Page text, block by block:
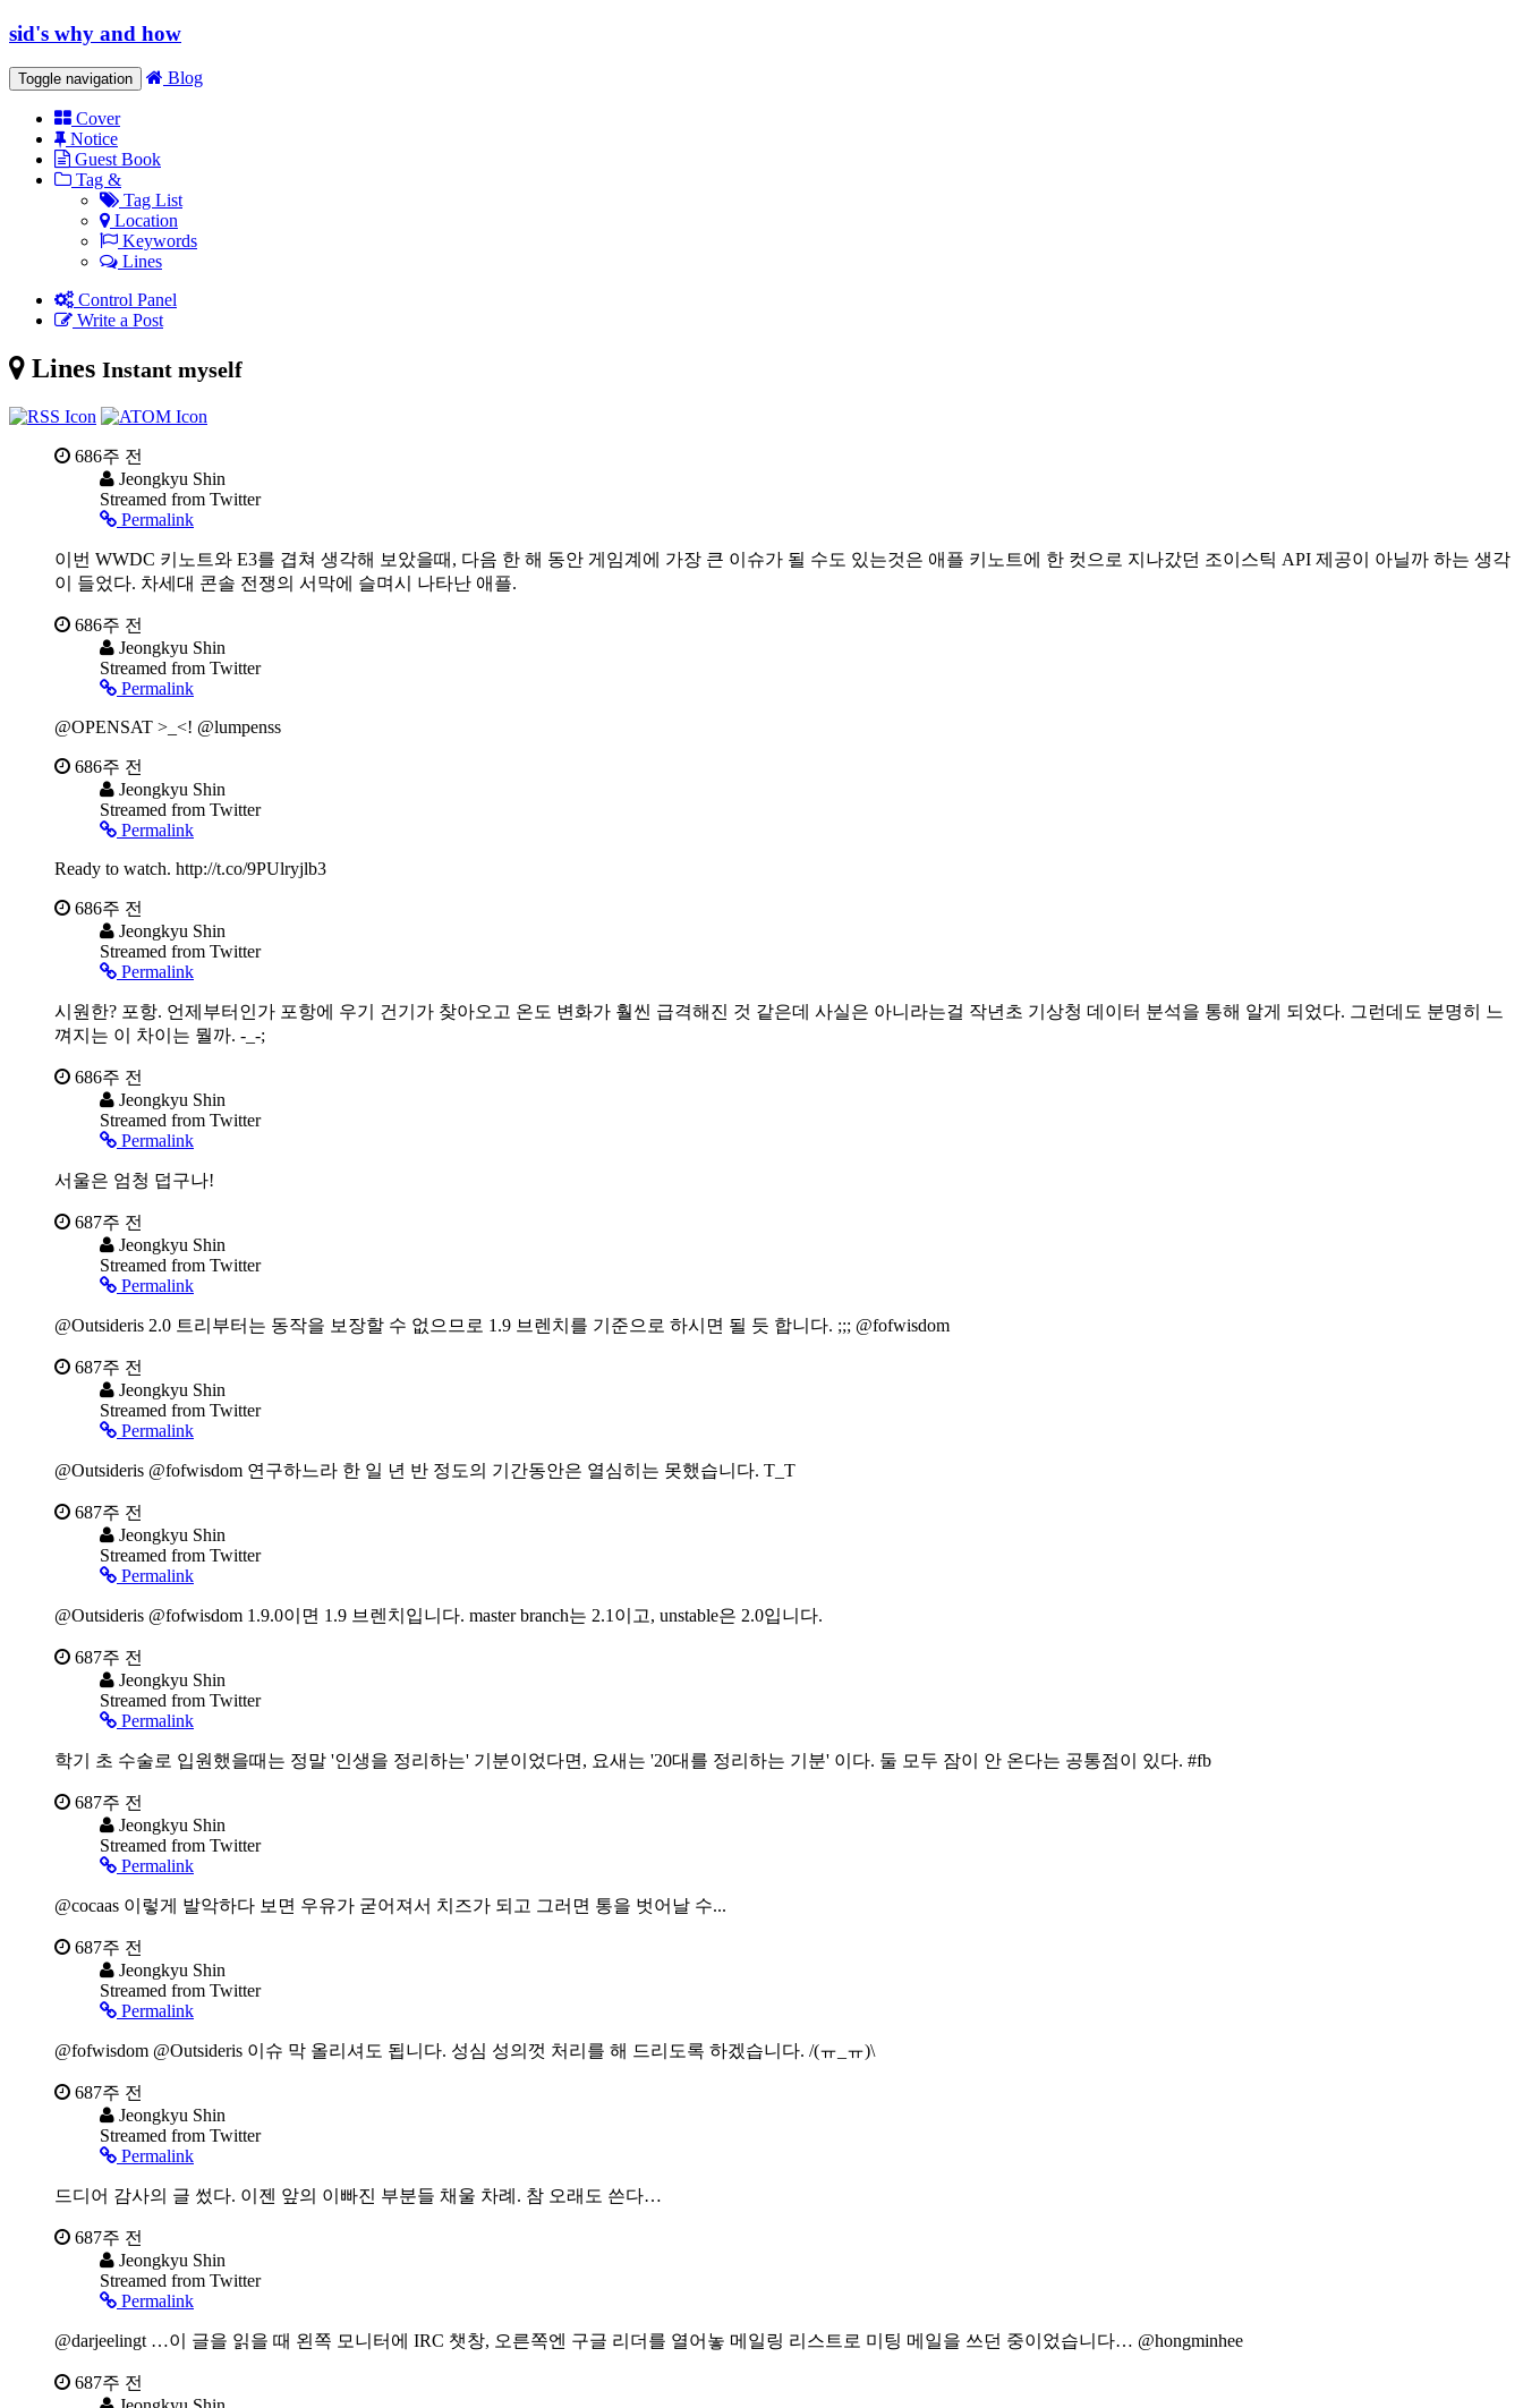
sid's why and how
Toggle navigation Blog
Cover
Notice
Guest Book
Tag &
Tag List
Location
Keywords
Lines
Control Panel
Write a Post
Lines Instant myself
686주 전
Jeongkyu Shin
Streamed from Twitter
Permalink
이번 WWDC 키노트와 E3를 겹쳐 생각해 보았을때, 다음 한 해 동안 게임계에 가장 큰 이슈가 될 수도 있는것은 애플 키노트에 한 컷으로 지나갔던 조이스틱 API 제공이 아닐까 하는 생각
이 들었다. 차세대 콘솔 전쟁의 서막에 슬며시 나타난 애플.
686주 전
Jeongkyu Shin
Streamed from Twitter
Permalink
@OPENSAT >_<! @lumpenss
686주 전
Jeongkyu Shin
Streamed from Twitter
Permalink
Ready to watch. http://t.co/9PUlryjlb3
686주 전
Jeongkyu Shin
Streamed from Twitter
Permalink
시원한? 포항. 언제부터인가 포항에 우기 건기가 찾아오고 온도 변화가 훨씬 급격해진 것 같은데 사실은 아니라는걸 작년초 기상청 데이터 분석을 통해 알게 되었다. 그런데도 분명히 느
껴지는 이 차이는 뭘까. -_-;
686주 전
Jeongkyu Shin
Streamed from Twitter
Permalink
서울은 엄청 덥구나!
687주 전
Jeongkyu Shin
Streamed from Twitter
Permalink
@Outsideris 2.0 트리부터는 동작을 보장할 수 없으므로 1.9 브렌치를 기준으로 하시면 될 듯 합니다. ;;; @fofwisdom
687주 전
Jeongkyu Shin
Streamed from Twitter
Permalink
@Outsideris @fofwisdom 연구하느라 한 일 년 반 정도의 기간동안은 열심히는 못했습니다. T_T
687주 전
Jeongkyu Shin
Streamed from Twitter
Permalink
@Outsideris @fofwisdom 1.9.0이면 1.9 브렌치입니다. master branch는 2.1이고, unstable은 2.0입니다.
687주 전
Jeongkyu Shin
Streamed from Twitter
Permalink
학기 초 수술로 입원했을때는 정말 '인생을 정리하는' 기분이었다면, 요새는 '20대를 정리하는 기분' 이다. 둘 모두 잠이 안 온다는 공통점이 있다. #fb
687주 전
Jeongkyu Shin
Streamed from Twitter
Permalink
@cocaas 이렇게 발악하다 보면 우유가 굳어져서 치즈가 되고 그러면 통을 벗어날 수...
687주 전
Jeongkyu Shin
Streamed from Twitter
Permalink
@fofwisdom @Outsideris 이슈 막 올리셔도 됩니다. 성심 성의껏 처리를 해 드리도록 하겠습니다. /(ㅠ_ㅠ)\
687주 전
Jeongkyu Shin
Streamed from Twitter
Permalink
드디어 감사의 글 썼다. 이젠 앞의 이빠진 부분들 채울 차례. 참 오래도 쓴다…
687주 전
Jeongkyu Shin
Streamed from Twitter
Permalink
@darjeelingt …이 글을 읽을 때 왼쪽 모니터에 IRC 챗창, 오른쪽엔 구글 리더를 열어놓 메일링 리스트로 미팅 메일을 쓰던 중이었습니다… @hongminhee
687주 전